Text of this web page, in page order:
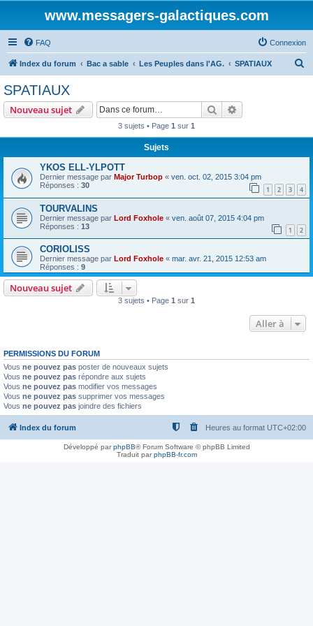
www.messagers-galactiques.com
FAQ Connexion
Index du forum Bac a sable Les Peuples dans l'AG. SPATIAUX
e
SPATIAUX
Nouveau sujet Rechercher
3 sujets • Page 1 sur 1
Sujets
YKOS ELL-YLPOTT
Dernier message par Major Turbop « ven. oct. 02, 2015 3:04 pm
Réponses : 30 1 2 3 4
TOURVALINS
Dernier message par Lord Foxhole « ven. août 07, 2015 4:04 pm
Réponses : 13 1 2
CORIOLISS
Dernier message par Lord Foxhole « mar. avr. 21, 2015 12:53 am
Réponses : 9
Nouveau sujet
3 sujets • Page 1 sur 1
Aller à
PERMISSIONS DU FORUM
Vous ne pouvez pas poster de nouveaux sujets
Vous ne pouvez pas répondre aux sujets
Vous ne pouvez pas modifier vos messages
Vous ne pouvez pas supprimer vos messages
Vous ne pouvez pas joindre des fichiers
Index du forum Heures au format UTC+02:00
Développé parphpBB® Forum Software © phpBB Limited
Traduit parphpBB-fr.com